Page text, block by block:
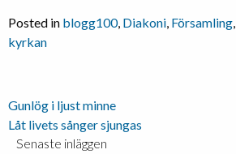
Posted in blogg100, Diakoni, Församling,
kyrkan
Inläggsnavigering
Gunlög i ljust minne
Låt livets sånger sjungas
Senaste inläggen